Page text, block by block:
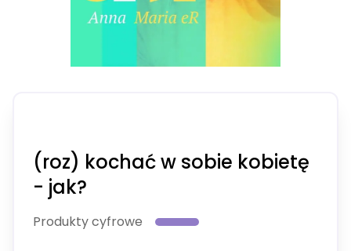
(roz) kochać w sobie kobietę
- jak?
Produkty cyfrowe